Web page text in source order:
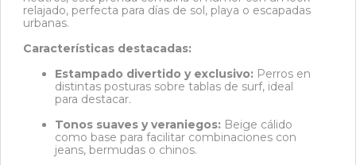
relajado, perfecta para días de sol, playa o escapadas
urbanas.
Características destacadas:
Estampado divertido y exclusivo: Perros en
distintas posturas sobre tablas de surf, ideal
para destacar.
Tonos suaves y veraniegos: Beige cálido
como base para facilitar combinaciones con
jeans, bermudas o chinos.